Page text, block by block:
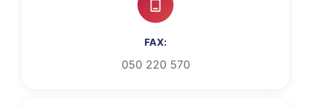
FAX:
050 220 570